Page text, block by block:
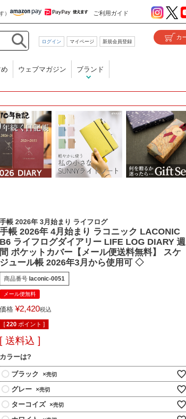
ご利用ガイド
ログイン マイページ 新規会員登録
ウェブマガジン ブランド
手帳 2026年 3月始まり ライフログ
手帳 2026年 4月始まり ラコニック LACONIC
B6 ライフログダイアリー LIFE LOG DIARY 週
間 ポケットカバー【メール便送料無料】 スケ
ジュール帳 2026年3月から使用可 ◇
商品番号 laconic-0051
メール便無料
価格 ¥2,420税込
[220 ポイント ]
送料込
カラーは?
ブラック ×
グレー ×
ターコイズ ×